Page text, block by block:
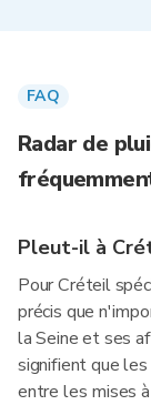
FAQ
Radar de
Pleut-il à
Pour Créteil
précis que
la Seine et ses
signifient que
entre les mises